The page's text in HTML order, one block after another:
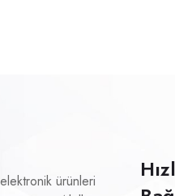
ürünleri